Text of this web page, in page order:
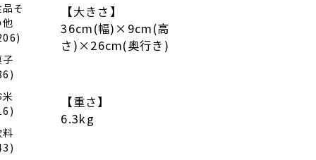
そ
【大きさ】
36cm(幅)×9cm(高
さ)×26cm(奥行き)
【重さ】
6.3kg